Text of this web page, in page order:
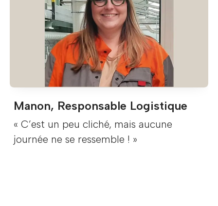
Manon, Responsable Logistique
« C’est un peu cliché, mais aucune
journée ne se ressemble ! »